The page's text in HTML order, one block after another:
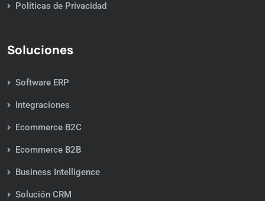
Políticas de Privacidad
Soluciones
Software ERP
Integraciones
Ecommerce B2C
Ecommerce B2B
Business Intelligence
Solución CRM